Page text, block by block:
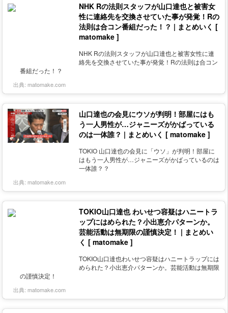
NHK Rの法則スタッフが山口達也と被害女
性に連絡先を交換させていた事が発覚！Rの
法則は合コン番組だった！？ | まとめいく [
matomake ]
NHK Rの法則スタッフが山口達也と被害女性に連
絡先を交換させていた事が発覚！Rの法則は合コン
番組だった！？
出典: matomake.com
山口達也の会見にウソが判明！部屋にはも
う一人男性が…ジャニーズがかばっている
のは一体誰？ | まとめいく [ matomake ]
TOKIO 山口達也の会見に「ウソ」が判明！部屋に
はもう一人男性が…ジャニーズがかばっているのは
一体誰？？
出典: matomake.com
TOKIO山口達也 わいせつ容疑はハニートラ
ップにはめられた？小出恵介パターンか。
芸能活動は無期限の謹慎決定！ | まとめい
く [ matomake ]
TOKIO山口達也わいせつ容疑はハニートラップには
められた？小出恵介パターンか。芸能活動は無期限
の謹慎決定！
出典: matomake.com